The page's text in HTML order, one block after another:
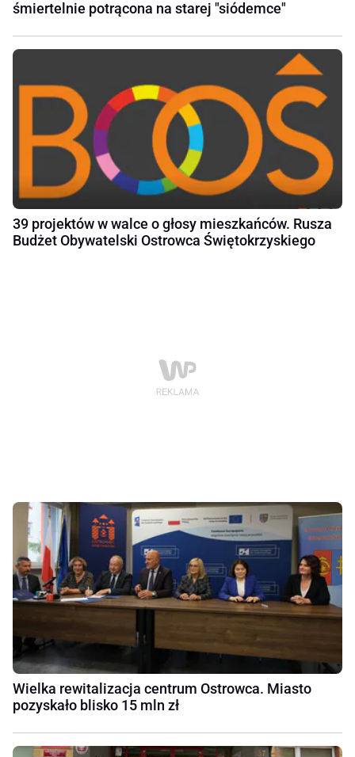
śmiertelnie potrącona na starej "siódemce"
39 projektów w walce o głosy mieszkańców. Rusza
Budżet Obywatelski Ostrowca Świętokrzyskiego
Wielka rewitalizacja centrum Ostrowca. Miasto
pozyskało blisko 15 mln zł